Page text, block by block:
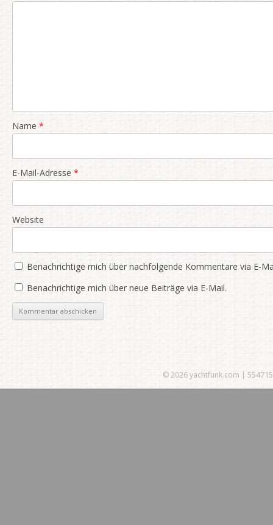
Name *
E-Mail-Adresse *
Website
Benachrichtige mich über nachfolgende Kommentare via E-
Benachrichtige mich über neue Beiträge via E-Mail.
© 2026yachtfunk.com | 554715